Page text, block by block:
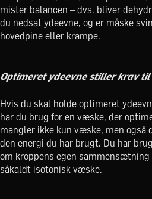
mister balancen – dvs. bliver
du nedsat ydeevne, og er måske
hovedpine eller krampe.
Optimeret ydeevne stiller krav
Hvis du skal holde optimeret
har du brug for en væske, der
mangler ikke kun væske, men også
den energi du har brugt. Du har
om kroppens egen sammensætning
såkaldt isotonisk væske.